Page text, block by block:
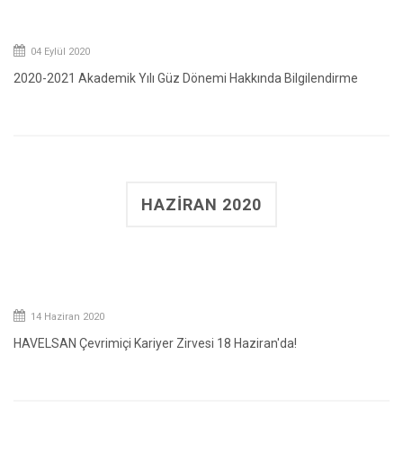
04 Eylül 2020
2020-2021 Akademik Yılı Güz Dönemi Hakkında Bilgilendirme
HAZIRAN 2020
14 Haziran 2020
HAVELSAN Çevrimiçi Kariyer Zirvesi 18 Haziran'da!